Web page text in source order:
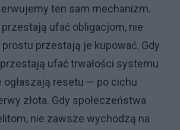
ten sam mechanizm.
ufać obligacjom, nie
przestają je kupować. Gdy
ufać trwałości systemu
ogłaszają resetu — po cichu
złota. Gdy społeczeństwa
nie zawsze wychodzą na